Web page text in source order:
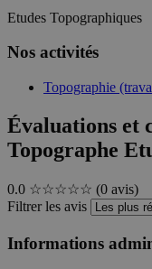
Etudes Topographiques
Nos activités
Topographie
Évaluations et
Topographe
0.0 ☆☆☆☆☆ (0 avis)
Filtrer les avis
Informations